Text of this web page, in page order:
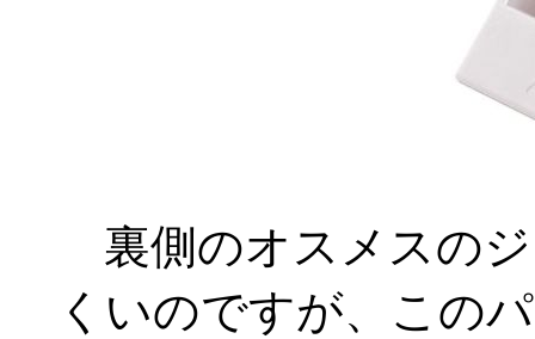
裏側のオスメスの
くいのですが、この